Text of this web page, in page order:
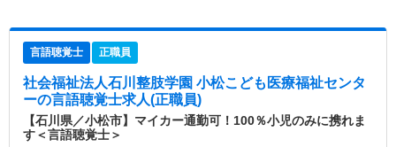
言語聴覚士 正職員
社会福祉法人石川整肢学園 小松こども医療福祉センタ
ーの言語聴覚士求人(正職員)
【石川県／小松市】マイカー通勤可！100％小児のみに携れま
す＜言語聴覚士＞